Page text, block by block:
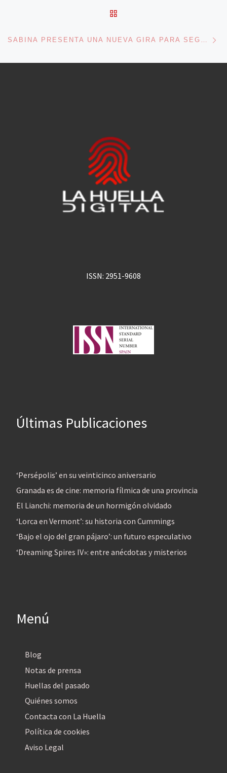
SABINA PRESENTA UNA NUEVA GIRA PARA SEGUIR CELEBRANDO EL 15º ANIVERSARIO DE ’19 DÍAS Y 500 NOCHES’
ISSN: 2951-9608
Últimas Publicaciones
‘Persépolis’ en su veinticinco aniversario
Granada es de cine: memoria fílmica de una provincia
El Lianchi: memoria de un hormigón olvidado
‘Lorca en Vermont’: su historia con Cummings
‘Bajo el ojo del gran pájaro’: un futuro especulativo
‘Dreaming Spires IV»: entre anécdotas y misterios
Menú
Blog
Notas de prensa
Huellas del pasado
Quiénes somos
Contacta con La Huella
Política de cookies
Aviso Legal